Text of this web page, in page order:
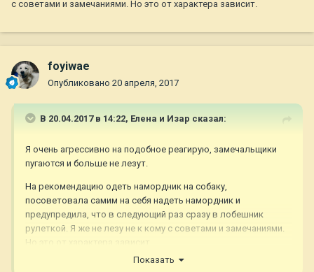
с советами и замечаниями. Но это от характера зависит.
foyiwae
Опубликовано 20 апреля, 2017
В 20.04.2017 в 14:22, Елена и Изар сказал:
Я очень агрессивно на подобное реагирую, замечальщики
пугаются и больше не лезут.
На рекомендацию одеть намордник на собаку,
посоветовала самим на себя надеть намордник и
предупредила, что в следующий раз сразу в лобешник
рулеткой. Я же не лезу не к кому с советами и замечаниями.
Но это от характера зависит.
Показать